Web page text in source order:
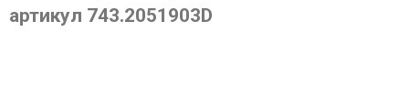
артикул 743.2051903D